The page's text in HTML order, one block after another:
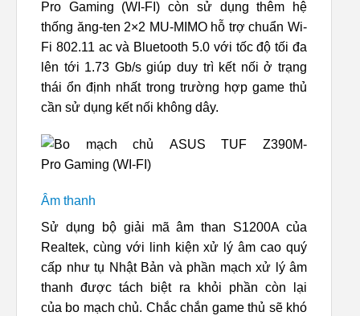
Pro Gaming (WI-FI) còn sử dụng thêm hệ
thống ăng-ten 2×2 MU-MIMO hỗ trợ chuẩn Wi-
Fi 802.11 ac và Bluetooth 5.0 với tốc độ tối đa
lên tới 1.73 Gb/s giúp duy trì kết nối ở trạng
thái ổn định nhất trong trường hợp game thủ
cần sử dụng kết nối không dây.
Âm thanh
Sử dụng bộ giải mã âm than S1200A của
Realtek, cùng với linh kiện xử lý âm cao quý
cấp như tụ Nhật Bản và phần mạch xử lý âm
thanh được tách biệt ra khỏi phần còn lại
của bo mạch chủ. Chắc chắn game thủ sẽ khó